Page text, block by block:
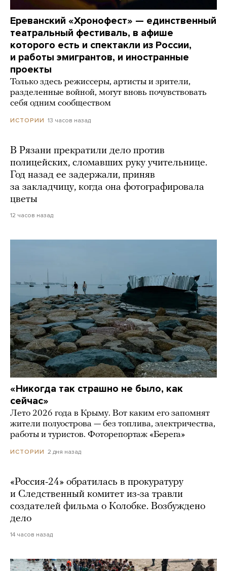
Ереванский «Хронофест» — единственный
театральный фестиваль, в афише
которого есть и спектакли из России,
и работы эмигрантов, и иностранные
проекты
Только здесь режиссеры, артисты и зрители,
разделенные войной, могут вновь почувствовать
себя одним сообществом
ИСТОРИИ 13 часов назад
В Рязани прекратили дело против
полицейских, сломавших руку учительнице.
Год назад ее задержали, приняв
за закладчицу, когда она фотографировала
цветы
12 часов назад
«Никогда так страшно не было, как
сейчас»
Лето 2026 года в Крыму. Вот каким его запомнят
жители полуострова — без топлива, электричества,
работы и туристов. Фоторепортаж «Берега»
ИСТОРИИ 2 дня назад
«Россия-24» обратилась в прокуратуру
и Следственный комитет из-за травли
создателей фильма о Колобке. Возбуждено
дело
14 часов назад